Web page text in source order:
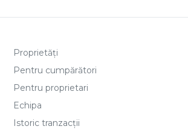
Proprietăți
Pentru cumpărători
Pentru proprietari
Echipa
Istoric tranzacții